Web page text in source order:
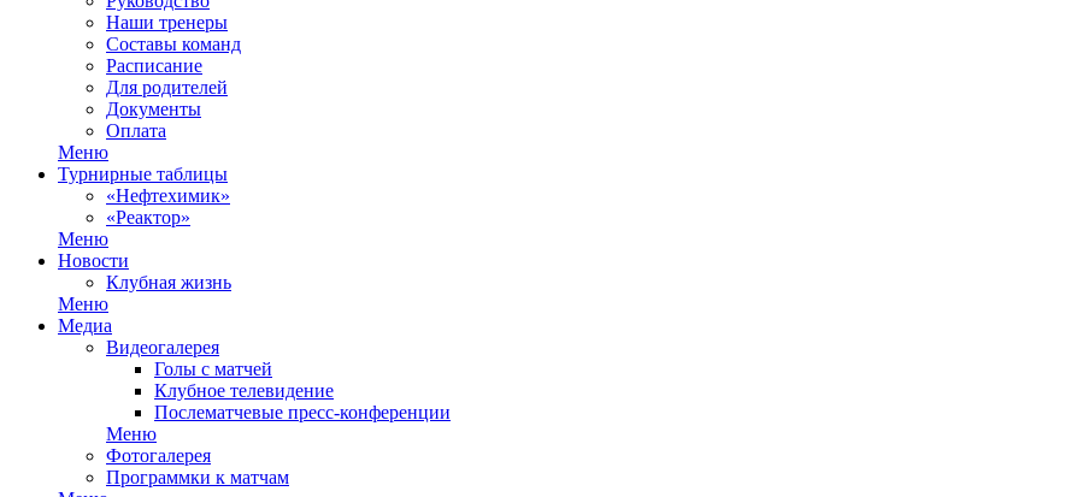
Наши тренеры
Составы команд
Расписание
Для родителей
Документы
Оплата
Меню
Турнирные таблицы
«Нефтехимик»
«Реактор»
Меню
Новости
Клубная жизнь
Меню
Медиа
Видеогалерея
Голы с матчей
Клубное телевидение
Послематчевые пресс-конференции
Меню
Фотогалерея
Программки к матчам